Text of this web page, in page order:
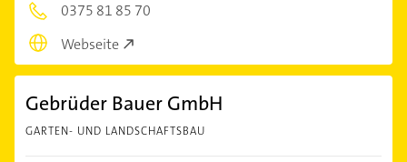
0375 81 85 70
Webseite
Gebrüder Bauer GmbH
GARTEN- UND LANDSCHAFTSBAU